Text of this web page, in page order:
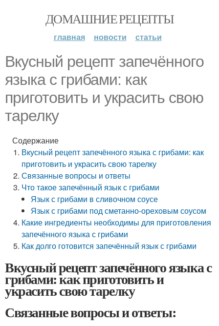
ДОМАШНИЕ РЕЦЕПТЫ
главная новости статьи
Вкусный рецепт запечённого
языка с грибами: как
приготовить и украсить свою
тарелку
Содержание
Вкусный рецепт запечённого языка с грибами: как
приготовить и украсить свою тарелку
Связанные вопросы и ответы
Что такое запечённый язык с грибами
Язык с грибами в сливочном соусе
Язык с грибами под сметанно-ореховым соусом
Какие ингредиенты необходимы для приготовления
запечённого языка с грибами
Как долго готовится запечённый язык с грибами
Вкусный рецепт запечённого языка с
грибами: как приготовить и
украсить свою тарелку
Связанные вопросы и ответы: